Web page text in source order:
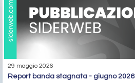
29 maggio 2026
report banda stagnata - giugno 2026